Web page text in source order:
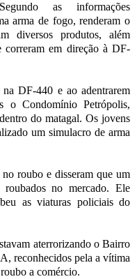
Segundo as informações
arma de fogo, renderam o
diversos produtos, além
correram em direção à DF-
DF-440 e ao adentrarem
o Condomínio Petrópolis,
do matagal. Os jovens
um simulacro de arma
roubo e disseram que um
no mercado. Ele
as viaturas policiais do
aterrorizando o Bairro
reconhecidos pela a vítima
a comércio.